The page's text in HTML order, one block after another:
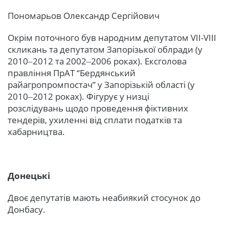
Пономарьов Олександр Сергійович
Окрім поточного був народним депутатом VII-VIII
скликань та депутатом Запорізької облради (у
2010‒2012 та 2002‒2006 роках). Ексголова
правління ПрАТ “Бердянський
райагропромпостач” у Запорізькій області (у
2010‒2012 роках). Фігурує у низці
розслідувань щодо проведення фіктивних
тендерів, ухиленні від сплати податків та
хабарництва.
Донецькі
Двоє депутатів мають неабиякий стосунок до
Донбасу.